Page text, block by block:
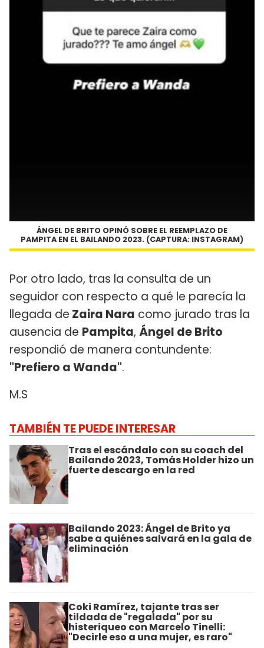
ÁNGEL DE BRITO OPINÓ SOBRE EL REEMPLAZO DE
PAMPITA EN EL BAILANDO 2023. (CAPTURA: INSTAGRAM)
Por otro lado, tras la consulta de un
seguidor con respecto a qué le parecía la
llegada de Zaira Nara como jurado tras la
ausencia de Pampita, Ángel de Brito
respondió de manera contundente:
"Prefiero a Wanda".
M.S
TAMBIÉN TE PUEDE INTERESAR
Tras el escándalo con su coach del
Bailando 2023, Tomás Holder hizo un
fuerte descargo en la red
Bailando 2023: Ángel de Brito ya
sabe a quiénes salvará en la gala de
eliminación
Coki Ramírez, tajante tras ser
tildada de "regalada" por su
histeriqueo con Marcelo Tinelli:
"Decirle eso a una mujer, es raro"